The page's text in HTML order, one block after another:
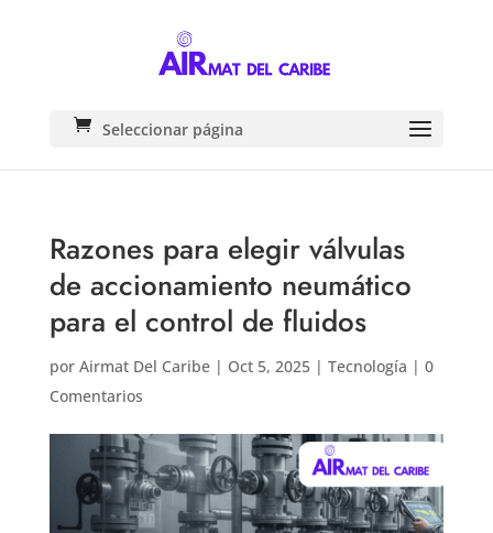
Seleccionar página
Razones para elegir válvulas
de accionamiento neumático
para el control de fluidos
por Airmat Del Caribe| Oct 5, 2025| Tecnología | 0
Comentarios